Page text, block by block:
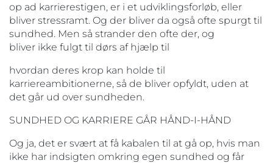
op ad karrierestigen, er i et udviklingsforløb, eller
bliver stressramt. Og der bliver da også ofte spurgt til
sundhed. Men så strander den ofte der, og
bliver ikke fulgt til dørs af hjælp til
hvordan deres krop kan holde til
karriereambitionerne, så de bliver opfyldt, uden at
det går ud over sundheden.
SUNDHED OG KARRIERE GÅR HÅND-I-HÅND
Og ja, det er svært at få kabalen til at gå op, hvis man
ikke har indsigten omkring egen sundhed og får